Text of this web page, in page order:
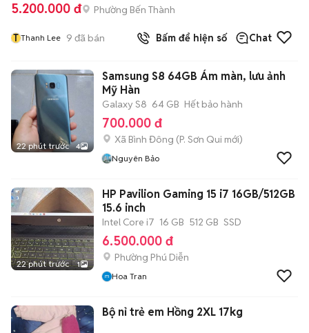
5.200.000 đ Phường Bến Thành
T Thanh Lee 9 đã bán Bấm để hiện số Chat
22 phút trước 4
Samsung S8 64GB Ám màn, lưu ảnh
Mỹ Hàn
Galaxy S8 64 GB Hết bảo hành
700.000 đ
Xã Bình Đông (P. Sơn Qui mới)
Nguyên Bảo
22 phút trước 1
HP Pavilion Gaming 15 i7 16GB/512GB
15.6 inch
Intel Core i7 16 GB 512 GB SSD
6.500.000 đ
Phường Phú Diễn
Hoa Tran
Bộ nỉ trẻ em Hồng 2XL 17kg